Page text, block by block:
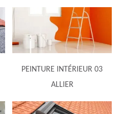
PEINTURE INTÉRIEUR 03
ALLIER